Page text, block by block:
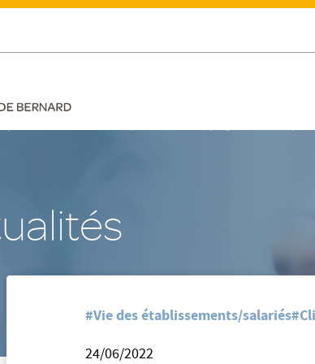
de tous.
Claude Bernard - Albi/Nos actualites/Agir et innover
#Vie des établissements/salariés
24/06/2022